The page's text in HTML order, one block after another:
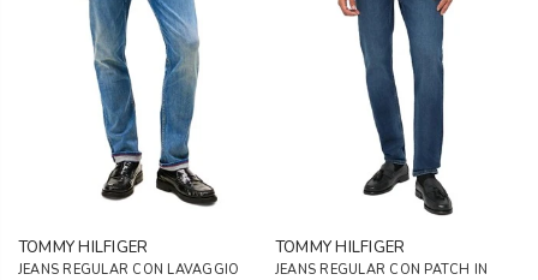
TOMMY HILFIGER
JEANS REGULAR CON LAVAGGIO
TOMMY HILFIGER
JEANS REGULAR CON PATCH IN